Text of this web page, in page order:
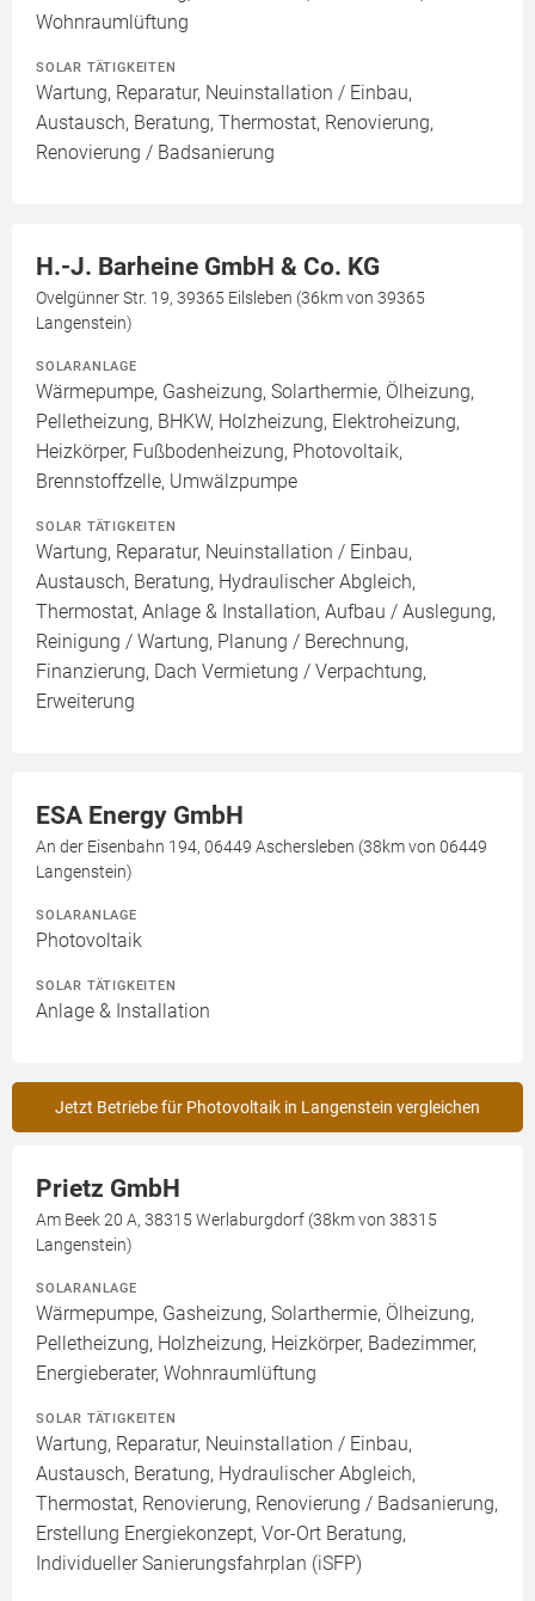
Wohnraumlüftung
SOLAR TÄTIGKEITEN
Wartung, Reparatur, Neuinstallation / Einbau,
Austausch, Beratung, Thermostat, Renovierung,
Renovierung / Badsanierung
H.-J. Barheine GmbH & Co. KG
Ovelgünner Str. 19, 39365 Eilsleben (36km von 39365
Langenstein)
SOLARANLAGE
Wärmepumpe, Gasheizung, Solarthermie, Ölheizung,
Pelletheizung, BHKW, Holzheizung, Elektroheizung,
Heizkörper, Fußbodenheizung, Photovoltaik,
Brennstoffzelle, Umwälzpumpe
SOLAR TÄTIGKEITEN
Wartung, Reparatur, Neuinstallation / Einbau,
Austausch, Beratung, Hydraulischer Abgleich,
Thermostat, Anlage & Installation, Aufbau / Auslegung,
Reinigung / Wartung, Planung / Berechnung,
Finanzierung, Dach Vermietung / Verpachtung,
Erweiterung
ESA Energy GmbH
An der Eisenbahn 194, 06449 Aschersleben (38km von 06449
Langenstein)
SOLARANLAGE
Photovoltaik
SOLAR TÄTIGKEITEN
Anlage & Installation
Jetzt Betriebe für Photovoltaik in Langenstein vergleichen
Prietz GmbH
Am Beek 20 A, 38315 Werlaburgdorf (38km von 38315
Langenstein)
SOLARANLAGE
Wärmepumpe, Gasheizung, Solarthermie, Ölheizung,
Pelletheizung, Holzheizung, Heizkörper, Badezimmer,
Energieberater, Wohnraumlüftung
SOLAR TÄTIGKEITEN
Wartung, Reparatur, Neuinstallation / Einbau,
Austausch, Beratung, Hydraulischer Abgleich,
Thermostat, Renovierung, Renovierung / Badsanierung,
Erstellung Energiekonzept, Vor-Ort Beratung,
Individueller Sanierungsfahrplan (iSFP)